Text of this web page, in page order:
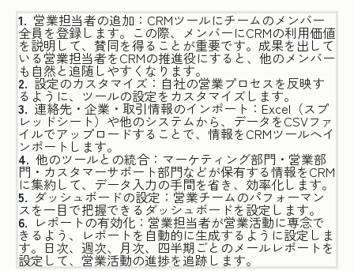
営業担当者の追加：CRMツールにチームのメンバー
全員を登録します。この際、メンバーにCRMの利用価値
を説明して、賛同を得ることが重要です。成果を出して
いる営業担当者をCRMの推進役にすると、他のメンバー
も自然と追随しやすくなります。
設定のカスタマイズ：自社の営業プロセスを反映す
るように、ツールの設定をカスタマイズします。
連絡先・企業・取引情報のインポート：Excel（スプ
レッドシート）や他のシステムから、データをCSVファ
イルでアップロードすることで、情報をCRMツールへイ
ンポートします。
他のツールとの統合：マーケティング部門・営業部
門・カスタマーサポート部門などが保有する情報をCRM
に集約して、データ入力の手間を省き、効率化します。
ダッシュボードの設定：営業チームのパフォーマン
スを一目で把握できるダッシュボードを設定します。
レポートの有効化：営業担当者が営業活動に専念で
きるよう、レポートを自動的に生成するように設定しま
す。日次、週次、月次、四半期ごとのメールレポートを
設定して、営業活動の進捗を追跡します。